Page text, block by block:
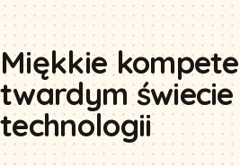
Miękkie
twardym
technologii